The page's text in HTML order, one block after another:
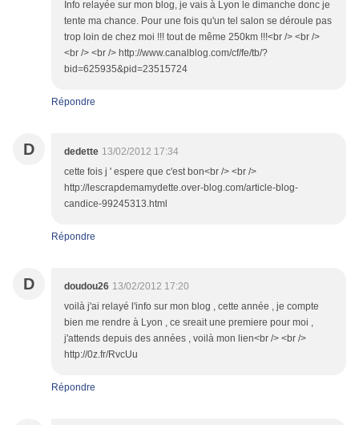
Info relayée sur mon blog, je vais à Lyon le dimanche donc je
tente ma chance. Pour une fois qu'un tel salon se déroule pas
trop loin de chez moi !!! tout de même 250km !!!<br /> <br />
<br /> <br /> http://www.canalblog.com/cf/fe/tb/?
bid=625935&pid=23515724
Répondre
D dedette 13/02/2012 17:34
cette fois j ' espere que c'est bon<br /> <br />
http://lescrapdemamydette.over-blog.com/article-blog-
candice-99245313.html
Répondre
D doudou26 13/02/2012 17:20
voilà j'ai relayé l'info sur mon blog , cette année , je compte
bien me rendre à Lyon , ce sreait une premiere pour moi ,
j'attends depuis des années , voilà mon lien<br /> <br />
http://0z.fr/RvcUu
Répondre